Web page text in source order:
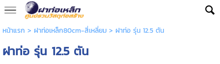
หน้าแรก > ฝาท่อเหล็ก80cm-สี่เหลี่ยม> ฝาท่อ รุ่น 12.5 ตัน
ฝาท่อ รุ่น 12.5 ตัน